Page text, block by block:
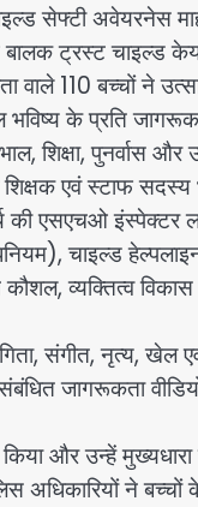
सेफ्टी अवेयरनेस
बालक ट्रस्ट चाइल्ड
110 बच्चों ने
के प्रति
पुनर्वास और
एवं स्टाफ सदस्य
की एसएचओ इंस्पेक्टर
चाइल्ड
व्यक्तित्व
संगीत, नृत्य, खेल
जागरूकता
और उन्हें
अधिकारियों ने